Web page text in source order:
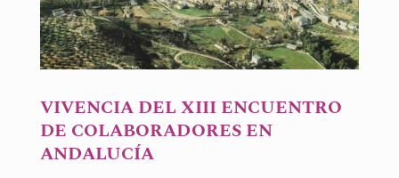
VIVENCIA DEL XIII ENCUENTRO
DE COLABORADORES EN
ANDALUCÍA